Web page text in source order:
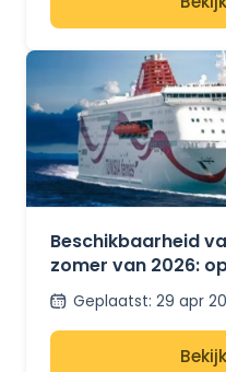
Beschikbaarheid
zomer van 2026:
tussen Tunesië,
plaats?
Geplaatst: 29 apr